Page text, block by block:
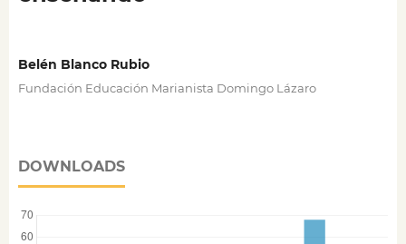
Belén Blanco Rubio
Fundación Educación Marianista Domingo Lázaro
DOWNLOADS